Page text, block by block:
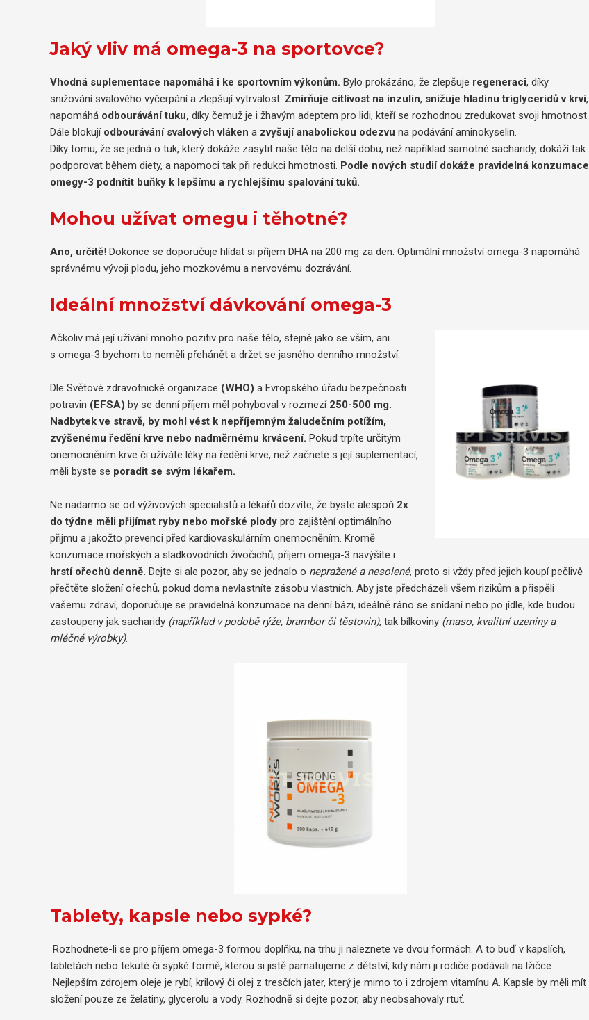
Jaký vliv má omega-3 na sportovce?
Vhodná suplementace napomáhá i ke sportovním výkonům. Bylo prokázáno, že zlepšuje regeneraci, díky
snižování svalového vyčerpání a zlepšují vytrvalost. Zmírňuje citlivost na inzulín, snižuje hladinu triglyceridů v krvi,
napomáhá odbourávání tuku, díky čemuž je i žhavým adeptem pro lidi, kteří se rozhodnou zredukovat svoji hmotnost.
Dále blokují odbourávání svalových vláken a zvyšují anabolickou odezvu na podávání aminokyselin.
Díky tomu, že se jedná o tuk, který dokáže zasytit naše tělo na delší dobu, než například samotné sacharidy, dokáží tak
podporovat během diety, a napomoci tak při redukci hmotnosti. Podle nových studií dokáže pravidelná konzumace
omegy-3 podnítit buňky k lepšímu a rychlejšímu spalování tuků.
Mohou užívat omegu i těhotné?
Ano, určitě! Dokonce se doporučuje hlídat si příjem DHA na 200 mg za den. Optimální množství omega-3 napomáhá
správnému vývoji plodu, jeho mozkovému a nervovému dozrávání.
Ideální množství dávkování omega-3
Ačkoliv má její užívání mnoho pozitiv pro naše tělo, stejně jako se vším, ani
s omega-3 bychom to neměli přehánět a držet se jasného denního množství.
Dle Světové zdravotnické organizace (WHO) a Evropského úřadu bezpečnosti
potravin (EFSA) by se denní příjem měl pohyboval v rozmezí250-500 mg.
Nadbytek ve stravě, by mohl vést k nepříjemným žaludečním potížím,
zvýšenému ředění krve nebo nadměrnému krvácení. Pokud trpíte určitým
onemocněním krve či užíváte léky na ředění krve, než začnete s její suplementací,
měli byste se poradit se svým lékařem.
Ne nadarmo se od výživových specialistů a lékařů dozvíte, že byste alespoň 2x
do týdne měli přijímat ryby nebo mořské plody pro zajištění optimálního
přijmu a jakožto prevenci před kardiovaskulárním onemocněním. Kromě
konzumace mořských a sladkovodních živočichů, příjem omega-3 navýšíte i
hrstí ořechů denně. Dejte si ale pozor, aby se jednalo o nepražené a nesolené, proto si vždy před jejich koupí pečlivě
přečtěte složení ořechů, pokud doma nevlastníte zásobu vlastních. Aby jste předcházeli všem rizikům a přispěli
vašemu zdraví, doporučuje se pravidelná konzumace na denní bázi, ideálně ráno se snídaní nebo po jídle, kde budou
zastoupeny jak sacharidy (například v podobě rýže, brambor či těstovin), tak bílkoviny (maso, kvalitní uzeniny a
mléčné výrobky).
Tablety, kapsle nebo sypké?
Rozhodnete-li se pro příjem omega-3 formou doplňku, na trhu ji naleznete ve dvou formách. A to buď v kapslích,
tabletách nebo tekuté či sypké formě, kterou si jistě pamatujeme z dětství, kdy nám ji rodiče podávali na lžičce.
Nejlepším zdrojem oleje je rybí, krilový či olej z tresčích jater, který je mimo to i zdrojem vitamínu A. Kapsle by měli mít
složení pouze ze želatiny, glycerolu a vody. Rozhodně si dejte pozor, aby neobsahovaly rtuť.